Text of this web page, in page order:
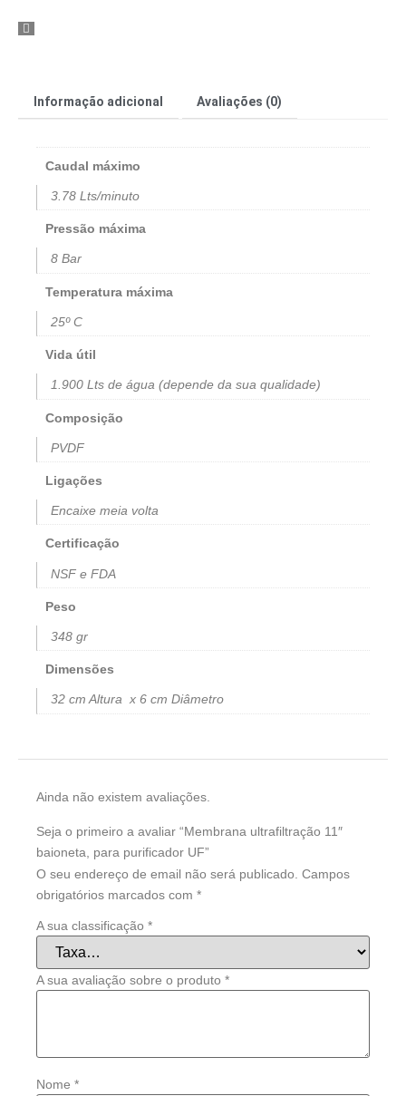
Informação adicional Avaliações (0)
Caudal máximo
3.78 Lts/minuto
Pressão máxima
8 Bar
Temperatura máxima
25º C
Vida útil
1.900 Lts de água (depende da sua qualidade)
Composição
PVDF
Ligações
Encaixe meia volta
Certificação
NSF e FDA
Peso
348 gr
Dimensões
32 cm Altura x 6 cm Diâmetro
Ainda não existem avaliações.
Seja o primeiro a avaliar “Membrana ultrafiltração 11″
baioneta, para purificador UF”
O seu endereço de email não será publicado. Campos
obrigatórios marcados com *
A sua classificação *
A sua avaliação sobre o produto *
Nome *